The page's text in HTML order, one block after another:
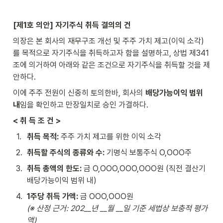
[제1호 의안] 자기주식 취득 결의의 건
의장은 본 회사의 재무구조 개선 및 주주 가치 제고(이익 소각)
를 목적으로 자기주식을 취득하고자 함을 설명하고, 상법 제341
조에 의거하여 아래와 같은 조건으로 자기주식을 취득할 것을 제
안하다.
이에 주주 전원이 신중히 토의한바, 회사의 배당가능이익 범위
내임을 확인하고 만장일치로 승인 가결하다.
< 취 득 조 건 >
1. 취득 목적: 주주 가치 제고를 위한 이익 소각
2. 취득할 주식의 종류와 수: 기명식 보통주식 O,OOO주
3. 취득 총액의 한도: 금 O,OOO,OOO,OOO원 (직전 결산기
배당가능이익 범위 내)
4. 1주당 취득 가액:
(※ 산정 근거: 202__년 __월 __일 기준 세법상 보충적 평가
액)